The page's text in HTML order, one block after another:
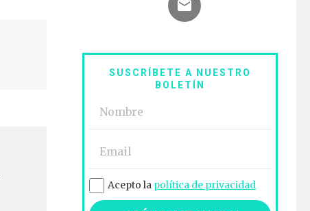
SUSCRÍBETE A NUESTRO
BOLETÍN
Acepto la política de privacidad